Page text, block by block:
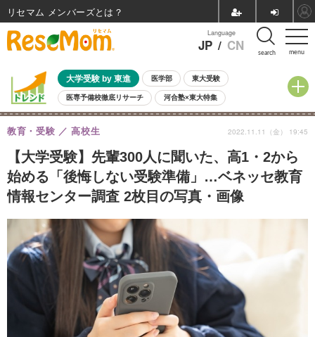
menu
Language
JP / CN search
大学受験 by 東進 医学部 東大受験
医専予備校徹底リサーチ 河合塾×東大特集
親子で考える大学選び 高校受験 中学受験 小学校受験
共通テスト 夏休み
8月開催イベント・WS 全国公立高校 過去問 人気記事
自由研究教材（小学生向け） 自由研究教材（中学生向け） ランキング
【大学受験】先輩300人に聞いた、高1・2から
始める「後悔しない受験準備」…ベネッセ教育
情報センター調査 2枚目の写真・画像
教育・受験 高校生 2022.11.11（金） 19:45
リセマム メンバーズ